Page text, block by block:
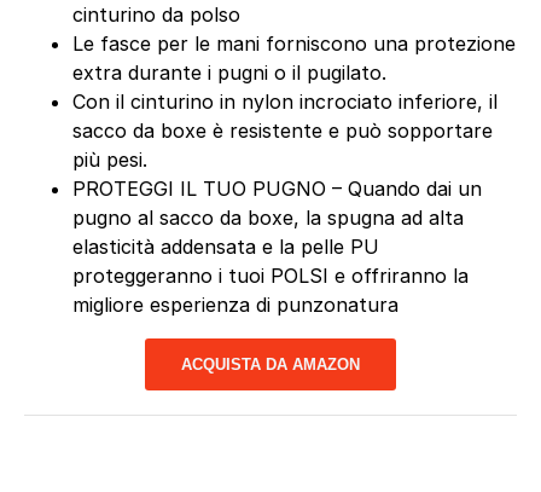
cinturino da polso
Le fasce per le mani forniscono una protezione
extra durante i pugni o il pugilato.
Con il cinturino in nylon incrociato inferiore, il
sacco da boxe è resistente e può sopportare
più pesi.
PROTEGGI IL TUO PUGNO – Quando dai un
pugno al sacco da boxe, la spugna ad alta
elasticità addensata e la pelle PU
proteggeranno i tuoi POLSI e offriranno la
migliore esperienza di punzonatura
ACQUISTA DA AMAZON